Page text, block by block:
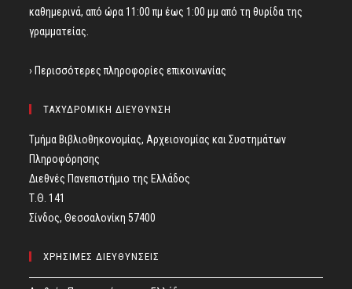
καθημερινά, από ώρα 11:00 πμ έως 1:00 μμ από τη θυρίδα της
γραμματείας.
› Περισσότερες πληροφορίες επικοινωνίας
ΤΑΧΥΔΡΟΜΙΚΗ ΔΙΕΥΘΥΝΣΗ
Τμήμα Βιβλιοθηκονομίας, Αρχειονομίας και Συστημάτων
Πληροφόρησης
Διεθνές Πανεπιστήμιο της Ελλάδος
Τ.Θ. 141
Σίνδος, Θεσσαλονίκη 57400
ΧΡΗΣΙΜΕΣ ΔΙΕΥΘΥΝΣΕΙΣ